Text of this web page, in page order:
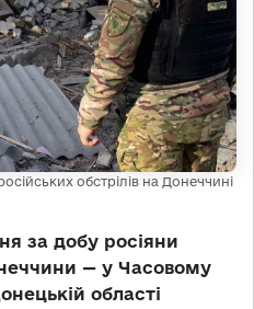
обстрілів на Донеччині
за добу росіяни
— у Часовому
області